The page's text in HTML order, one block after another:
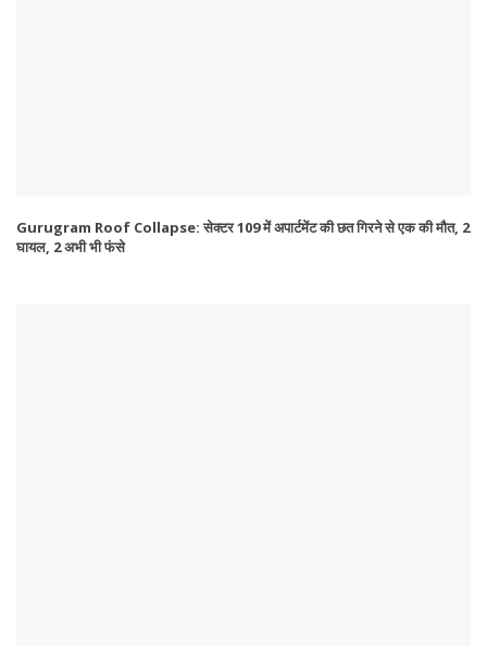
Gurugram Roof Collapse: सेक्टर 109 में अपार्टमेंट की छत गिरने से एक की मौत, 2
घायल, 2 अभी भी फंसे